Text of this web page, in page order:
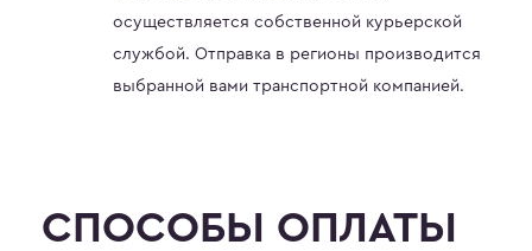
осуществляется собственной курьерской
службой. Отправка в регионы производится
выбранной вами транспортной компанией.
СПОСОБЫ ОПЛАТЫ